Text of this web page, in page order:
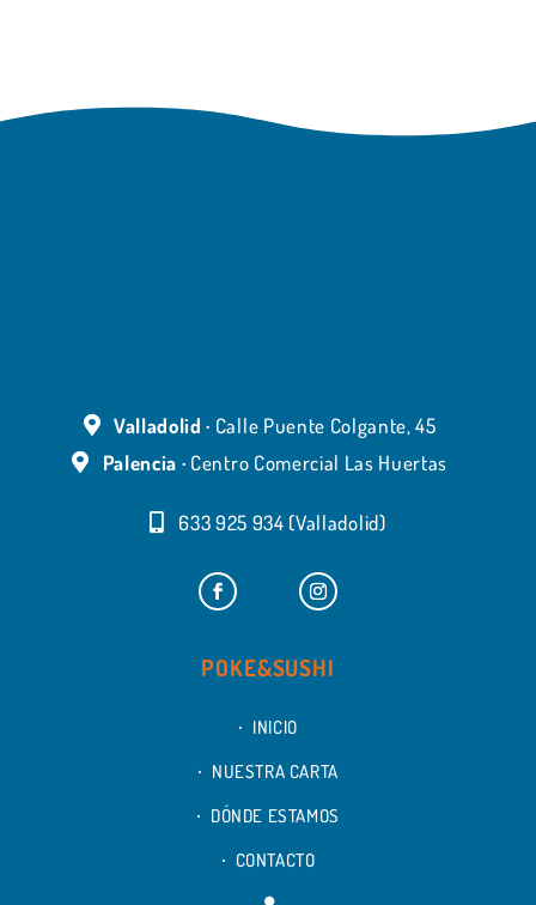
Valladolid · Calle Puente Colgante, 45
Palencia · Centro Comercial Las Huertas
633 925 934 (Valladolid)
POKE&SUSHI
INICIO
NUESTRA CARTA
DÓNDE ESTAMOS
CONTACTO